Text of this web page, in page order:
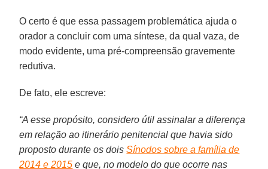
O certo é que essa passagem problemática ajuda o
orador a concluir com uma síntese, da qual vaza, de
modo evidente, uma pré-compreensão gravemente
redutiva.
De fato, ele escreve:
“A esse propósito, considero útil assinalar a diferença
em relação ao itinerário penitencial que havia sido
proposto durante os doisSínodos sobre a família de
2014 e 2015 e que, no modelo do que ocorre nas